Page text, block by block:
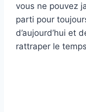
vous ne pouvez
parti pour
d’aujourd’hui et
rattraper le